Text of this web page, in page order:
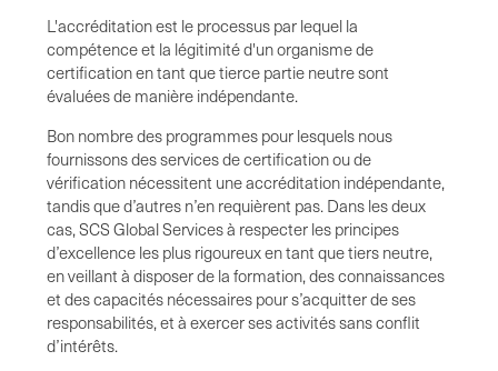
L'accréditation est le processus par lequel la
compétence et la légitimité d'un organisme de
certification en tant que tierce partie neutre sont
évaluées de manière indépendante.
Bon nombre des programmes pour lesquels nous
fournissons des services de certification ou de
vérification nécessitent une accréditation indépendante,
tandis que d’autres n’en requièrent pas. Dans les deux
cas, SCS Global Services à respecter les principes
d’excellence les plus rigoureux en tant que tiers neutre,
en veillant à disposer de la formation, des connaissances
et des capacités nécessaires pour s’acquitter de ses
responsabilités, et à exercer ses activités sans conflit
d’intérêts.